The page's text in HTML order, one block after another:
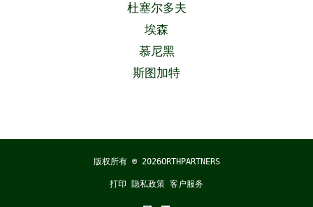
杜塞尔多夫
埃森
慕尼黑
斯图加特
版权所有 © 2026ORTHPARTNERS
打印 隐私政策 客户服务